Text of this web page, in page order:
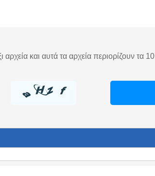
αρχεία και αυτά τα αρχεία περιορίζουν τα